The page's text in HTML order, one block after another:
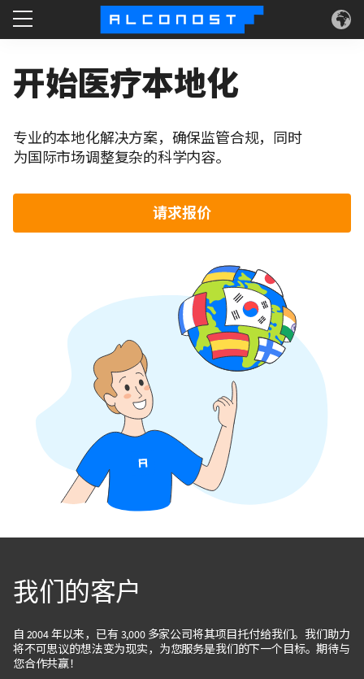
技术
关于
开始医疗本地化
专业的本地化解决方案，确保监管合规，同时
为国际市场调整复杂的科学内容。
请求报价
我们的客户
自 2004 年以来，已有 3,000 多家公司将其项目托付给我们。我们助力
将不可思议的想法变为现实，为您服务是我们的下一个目标。期待与
您合作共赢！